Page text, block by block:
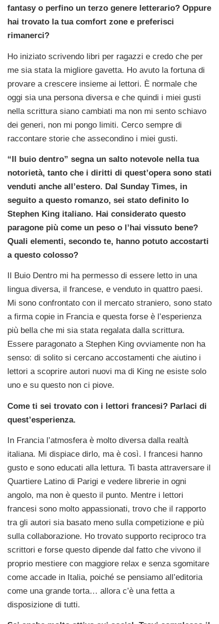
fantasy o perfino un terzo genere letterario? Oppure
hai trovato la tua comfort zone e preferisci
rimanerci?
Ho iniziato scrivendo libri per ragazzi e credo che per
me sia stata la migliore gavetta. Ho avuto la fortuna di
provare a crescere insieme ai lettori. È normale che
oggi sia una persona diversa e che quindi i miei gusti
nella scrittura siano cambiati ma non mi sento schiavo
dei generi, non mi pongo limiti. Cerco sempre di
raccontare storie che assecondino i miei gusti.
“Il buio dentro” segna un salto notevole nella tua
notorietà, tanto che i diritti di quest’opera sono stati
venduti anche all’estero. Dal Sunday Times, in
seguito a questo romanzo, sei stato definito lo
Stephen King italiano. Hai considerato questo
paragone più come un peso o l’hai vissuto bene?
Quali elementi, secondo te, hanno potuto accostarti
a questo colosso?
Il Buio Dentro mi ha permesso di essere letto in una
lingua diversa, il francese, e venduto in quattro paesi.
Mi sono confrontato con il mercato straniero, sono stato
a firma copie in Francia e questa forse è l’esperienza
più bella che mi sia stata regalata dalla scrittura.
Essere paragonato a Stephen King ovviamente non ha
senso: di solito si cercano accostamenti che aiutino i
lettori a scoprire autori nuovi ma di King ne esiste solo
uno e su questo non ci piove.
Come ti sei trovato con i lettori francesi? Parlaci di
quest’esperienza.
In Francia l’atmosfera è molto diversa dalla realtà
italiana. Mi dispiace dirlo, ma è così. I francesi hanno
gusto e sono educati alla lettura. Ti basta attraversare il
Quartiere Latino di Parigi e vedere librerie in ogni
angolo, ma non è questo il punto. Mentre i lettori
francesi sono molto appassionati, trovo che il rapporto
tra gli autori sia basato meno sulla competizione e più
sulla collaborazione. Ho trovato supporto reciproco tra
scrittori e forse questo dipende dal fatto che vivono il
proprio mestiere con maggiore relax e senza sgomitare
come accade in Italia, poiché se pensiamo all’editoria
come una grande torta… allora c’è una fetta a
disposizione di tutti.